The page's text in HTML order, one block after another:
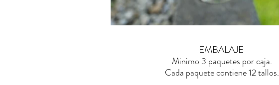
EMBALAJE
Minimo 3 paquetes por caja.
Cada paquete contiene 12 tallos.